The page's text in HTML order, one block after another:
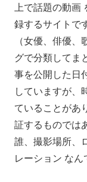
上で話題の動
録するサイトで
（女優、俳優
グで分類してま
事を公開した日
していますが、
ていることがあ
証するものでは
誰、撮影場所、
レーション な